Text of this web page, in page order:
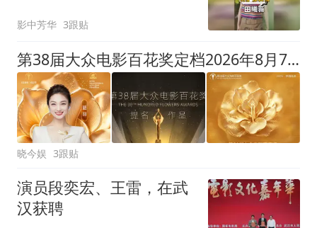
影中芳华 3跟贴
第38届大众电影百花奖定档2026年8月7号，系时隔64年重回诞生地北京市举办
晓今娱 3跟贴
演员段奕宏、王雷，在武
汉获聘